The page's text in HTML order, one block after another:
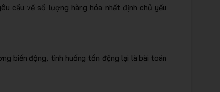
cầu về số lượng hàng hóa nhất định chủ yếu
biến động, tình huống tồn động lại là bài toán